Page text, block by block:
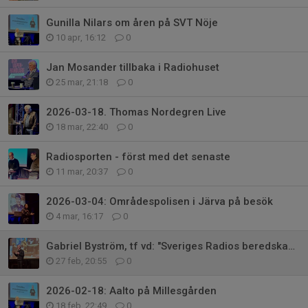
Gunilla Nilars om åren på SVT Nöje
10 apr, 16:12 0
Jan Mosander tillbaka i Radiohuset
25 mar, 21:18 0
2026-03-18. Thomas Nordegren Live
18 mar, 22:40 0
Radiosporten - först med det senaste
11 mar, 20:37 0
2026-03-04: Områdespolisen i Järva på besök
4 mar, 16:17 0
Gabriel Byström, tf vd: "Sveriges Radios beredskap är god!"
27 feb, 20:55 0
2026-02-18: Aalto på Millesgården
18 feb, 22:49 0